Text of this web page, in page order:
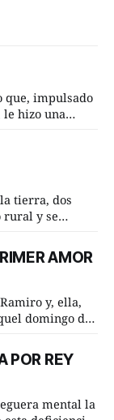
que, impulsado
le hizo una
Su
respondió de
tierra, dos
rural y se
interesó el otro.
AMOR
y, ella,
domingo de
aquel punto.
POR REY
mental la